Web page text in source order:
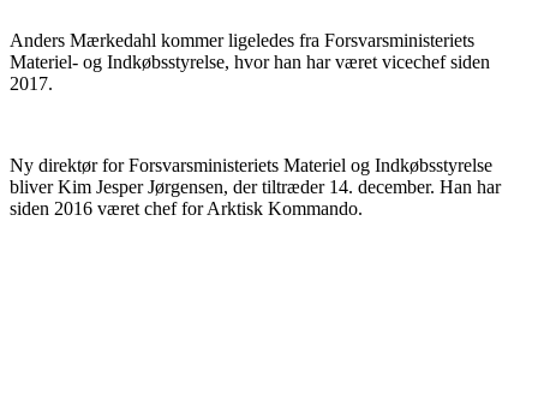
Anders Mærkedahl kommer ligeledes fra Forsvarsministeriets
Materiel- og Indkøbsstyrelse, hvor han har været vicechef siden
2017.
Ny direktør for Forsvarsministeriets Materiel og Indkøbsstyrelse
bliver Kim Jesper Jørgensen, der tiltræder 14. december. Han har
siden 2016 været chef for Arktisk Kommando.